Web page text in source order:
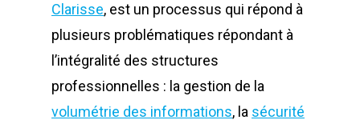
Clarisse, est un processus qui répond à
plusieurs problématiques répondant à
l’intégralité des structures
professionnelles : la gestion de la
volumétrie des informations, la sécurité